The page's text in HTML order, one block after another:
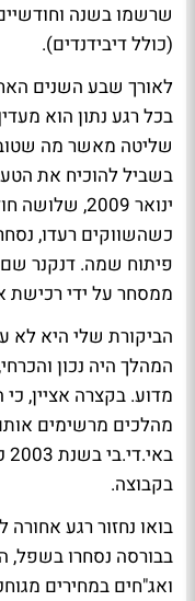
(כולל דיבידנדים).
לאורך שבע השנים
בכל רגע נתון הוא
שליטה מאשר מה
בשביל להוכיח את
ינואר 2009,
כשהשווקים רעדו,
פיתוח שמה. דנקנר
ממסחר על ידי רכישת
הביקורת שלי היא
המהלך היה נכון
מדוע. בקצרה אציין,
מהלכים מרשימים
בקבוצה.
בואו נחזור רגע
בבורסה נסחרו בשפל,
ואג"חים במחירים